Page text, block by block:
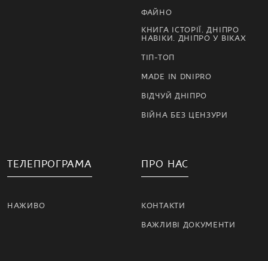
ФАЙНО
КНИГА ІСТОРІЇ. ДНІПРО
НАВІКИ. ДНІПРО У ВІКАХ
ТІП-ТОП
MADE IN DNIPRO
ВІДЧУЙ ДНІПРО
ВІЙНА БЕЗ ЦЕНЗУРИ
ТЕЛЕПРОГРАМА
НАЖИВО
ПРО НАС
КОНТАКТИ
ВАЖЛИВІ ДОКУМЕНТИ